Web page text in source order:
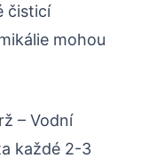
čisticí
mohou
– Vodní
každé 2-3